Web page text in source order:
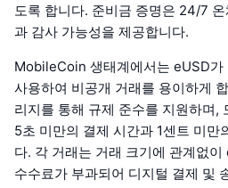
도록 합니다. 준비금 증명은 24/7
과 감사 가능성을 제공합니다.
MobileCoin 생태계에서는 eUSD가
사용하여 비공개 거래를 용이하게
리지를 통해 규제 준수를 지원하며,
5초 미만의 결제 시간과 1센트 미만
다. 각 거래는 거래 크기에 관계없
수수료가 부과되어 디지털 결제 및